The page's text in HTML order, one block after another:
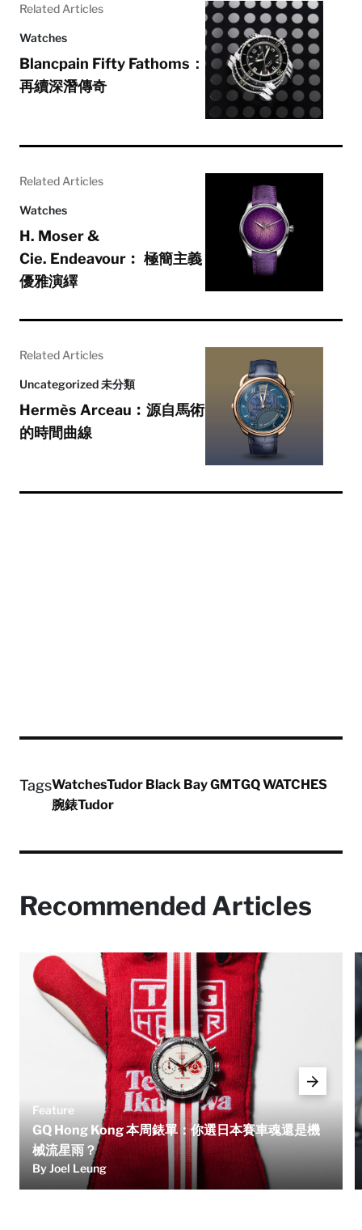
Related Articles
Watches
Blancpain Fifty Fathoms：
再續深潛傳奇
Related Articles
Watches
H. Moser &
Cie. Endeavour︰ 極簡主義
優雅演繹
Related Articles
Uncategorized 未分類
Hermès Arceau︰源自馬術
的時間曲線
TagsWatchesTudor Black Bay GMTGQ WATCHES
腕錶Tudor
Recommended Articles
Feature
GQ Hong Kong 本周錶單：你選日本賽車魂還是機
械流星雨？
By Joel Leung